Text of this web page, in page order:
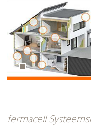
fermacell